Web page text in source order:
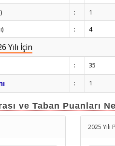
:
1
: 4
Yılı İçin
: 35
: 1
ve Taban Puanları
2025 Yılı